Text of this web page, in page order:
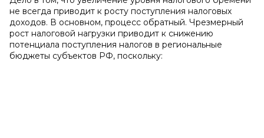
не всегда приводит к росту поступления налоговых
доходов. В основном, процесс обратный. Чрезмерный
рост налоговой нагрузки приводит к снижению
потенциала поступления налогов в региональные
бюджеты субъектов РФ, поскольку: